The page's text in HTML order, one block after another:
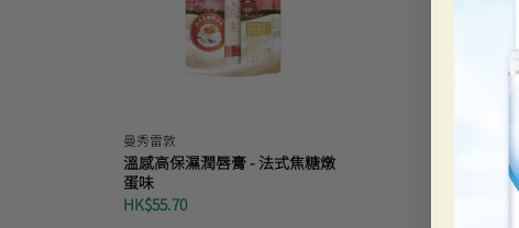
曼秀雷敦
溫感高保濕潤唇膏 - 法式焦糖燉
蛋味
HK$55.70